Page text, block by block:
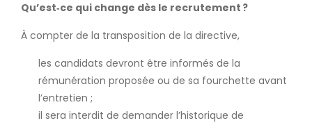
Qu’est‑ce qui change dès le recrutement ?
À compter de la transposition de la directive,
les candidats devront être informés de la
rémunération proposée ou de sa fourchette avant
l’entretien ;
il sera interdit de demander l’historique de